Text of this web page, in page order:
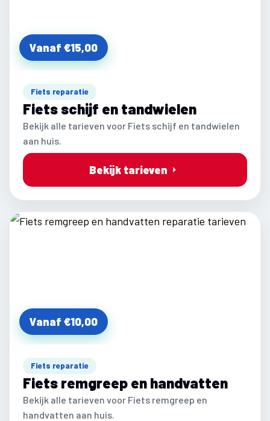
Vanaf €15,00
Fiets reparatie
Fiets schijf en tandwielen
Bekijk alle tarieven voor Fiets schijf en tandwielen
aan huis.
Bekijk tarieven
Vanaf €10,00
Fiets reparatie
Fiets remgreep en handvatten
Bekijk alle tarieven voor Fiets remgreep en
handvatten aan huis.